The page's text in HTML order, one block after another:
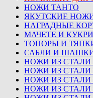
НОЖИ ТАНТО
ЯКУТСКИЕ
НАГРАДНЫЕ
МАЧЕТЕ И КУКРИ
ТОПОРЫ И
САБЛИ И
НОЖИ ИЗ СТАЛИ
НОЖИ ИЗ СТАЛИ
НОЖИ ИЗ СТАЛИ
НОЖИ ИЗ СТАЛИ